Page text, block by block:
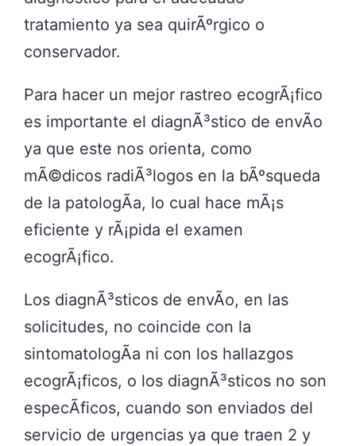
tratamiento ya sea quirÃºrgico o
conservador.
Para hacer un mejor rastreo ecogrÃ¡fico
es importante el diagnÃ³stico de envÃ­o
ya que este nos orienta, como
mÃ©dicos radiÃ³logos en la bÃºsqueda
de la patologÃ­a, lo cual hace mÃ¡s
eficiente y rÃ¡pida el examen
ecogrÃ¡fico.
Los diagnÃ³sticos de envÃ­o, en las
solicitudes, no coincide con la
sintomatologÃ­a ni con los hallazgos
ecogrÃ¡ficos, o los diagnÃ³sticos no son
especÃ­ficos, cuando son enviados del
servicio de urgencias ya que traen 2 y